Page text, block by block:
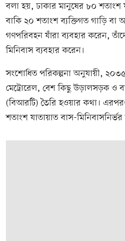
বলা হয়, ঢাকার মানুষের ৮০ শতাংশ
বাকি ২০ শতাংশ ব্যক্তিগত গাড়ি বা
গণপরিবহন যাঁরা ব্যবহার করেন,
মিনিবাস ব্যবহার করেন।
সংশোধিত পরিকল্পনা অনুযায়ী,
মেট্রোরেল, বেশ কিছু উড়ালসড়ক ও
(বিআরটি) তৈরি হওয়ার কথা।
শতাংশ যাতায়াত বাস-মিনিবাসনির্ভর